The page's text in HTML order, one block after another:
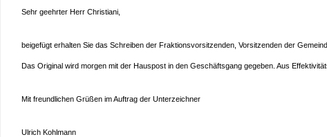
Sehr geehrter Herr Christiani,
beigefügt erhalten Sie das Schreiben der Fraktionsvorsitzenden, Vorsitzenden der
Das Original wird morgen mit der Hauspost in den Geschäftsgang gegeben. Aus
Mit freundlichen Grüßen im Auftrag der Unterzeichner
Ulrich Kohlmann